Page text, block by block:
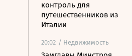
контроль для
путешественников из
Италии
20:02 / Недвижимость